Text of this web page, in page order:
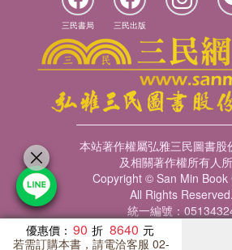
優惠價： 90 8640
若需訂購本書，請電洽客服 02-
三民書局 三民出版
本站著作權屬弘雅三民圖書股
及相關著作權所有人
Copyright © San Min Book
All Rights Reserved.
統一編號：